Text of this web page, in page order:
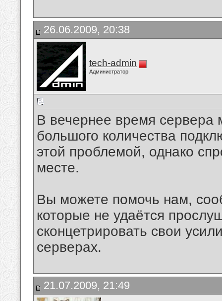
26.06.2009, 20:38
tech-admin
Администратор
В вечернее время сервера
большого количества
этой проблемой, однако
месте.
Вы можете помочь нам,
которые не удаётся
сконцетрировать свои
серверах.
21.07.2009, 21:49